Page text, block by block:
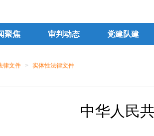
聚焦 审判动态 党建队建
律文件 > 实体性法律文件
中华人民